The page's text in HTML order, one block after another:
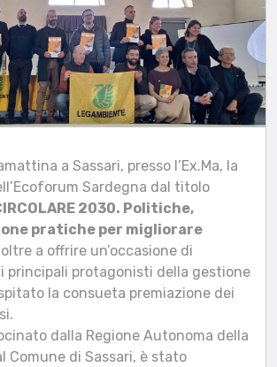
a Sassari, presso l’Ex.Ma, la
Sardegna dal titolo
2030. Politiche,
pratiche per migliorare
a offrire un’occasione di
principali protagonisti della gestione
la consueta premiazione dei
dalla Regione Autonoma della
Comune di Sassari, è stato